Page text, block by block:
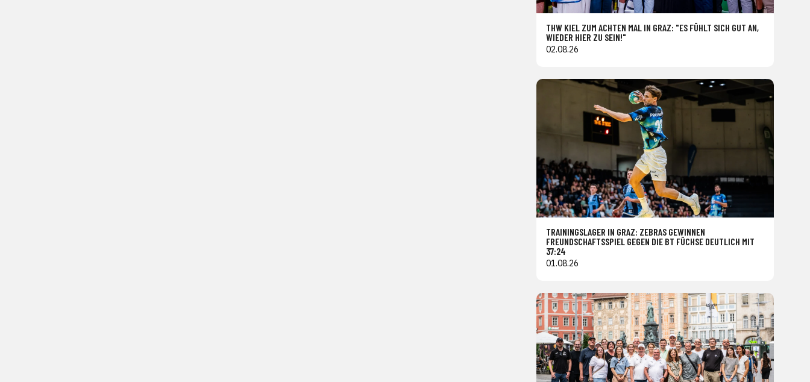
THW KIEL ZUM ACHTEN MAL IN GRAZ: "ES FÜHLT SICH GUT AN,
WIEDER HIER ZU SEIN!"
02.08.26
TRAININGSLAGER IN GRAZ: ZEBRAS GEWINNEN
FREUNDSCHAFTSSPIEL GEGEN DIE BT FÜCHSE DEUTLICH MIT
37:24
01.08.26